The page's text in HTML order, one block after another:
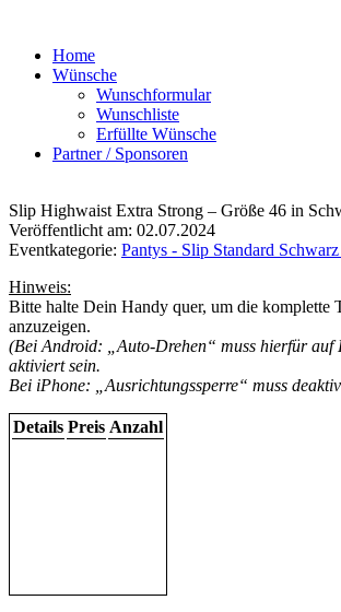
Home
Wünsche
Wunschformular
Wunschliste
Erfüllte Wünsche
Partner / Sponsoren
Slip Highwaist Extra Strong – Größe 46 in
Veröffentlicht am: 02.07.2024
Eventkategorie: Pantys - Slip Standard
Hinweis:
Bitte halte Dein Handy quer, um die komplette
anzuzeigen.
(Bei Android: „Auto-Drehen“ muss hierfür auf
aktiviert sein.
Bei iPhone: „Ausrichtungssperre“ muss
Details Preis Anzahl